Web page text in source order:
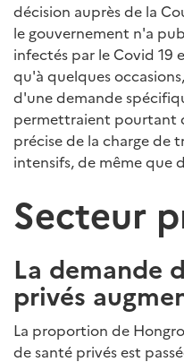
décision auprès de la
le gouvernement n'a
infectés par le Covid 19
qu'à quelques
d'une demande
permettraient pourtant
précise de la charge de
intensifs, de même que
Secteur
La demande
privés
La proportion de
de santé privés est